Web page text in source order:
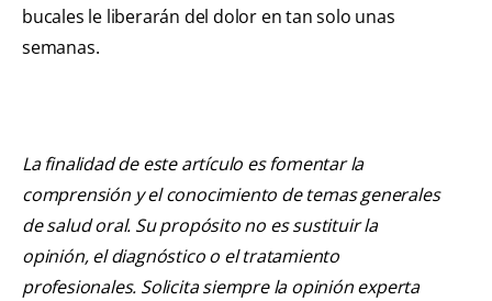
bucales le liberarán del dolor en tan solo unas
semanas.
La finalidad de este artículo es fomentar la
comprensión y el conocimiento de temas generales
de salud oral. Su propósito no es sustituir la
opinión, el diagnóstico o el tratamiento
profesionales. Solicita siempre la opinión experta